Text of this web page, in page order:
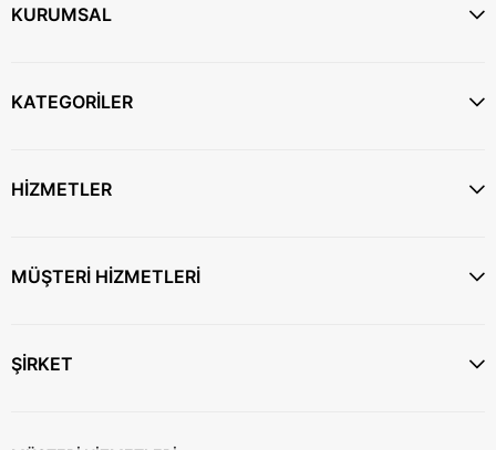
KURUMSAL
KATEGORİLER
HİZMETLER
MÜŞTERİ HİZMETLERİ
ŞİRKET